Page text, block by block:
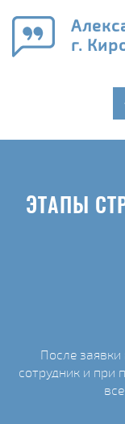
г.
ЭТАПЫ
После
сотрудник и при